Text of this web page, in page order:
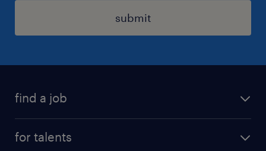
submit
find a job
for talents